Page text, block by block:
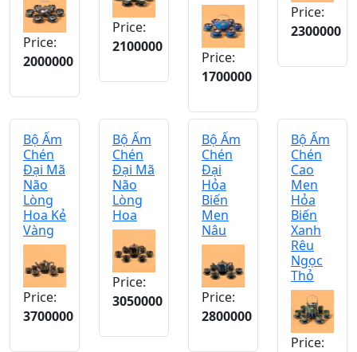
Price:
2000000
Price:
2100000
Price:
1700000
Price:
2300000
Bộ Ấm
Chén
Đại Mã
Não
Lòng
Hoa Kẻ
Vàng
Price:
3700000
Bộ Ấm
Chén
Đại Mã
Não
Lòng
Hoa
Price:
3050000
Bộ Ấm
Chén
Đại
Hỏa
Biến
Men
Nâu
Price:
2800000
Bộ Ấm
Chén
Cao
Men
Hỏa
Biến
Xanh
Rêu
Ngọc
Thỏ
Price: